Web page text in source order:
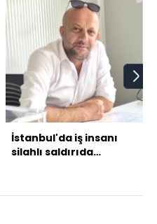
İstanbul'da iş insanı
silahlı saldırıda